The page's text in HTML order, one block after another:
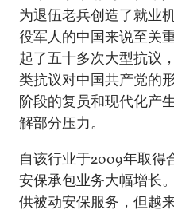
为退伍老兵创造了就业
役军人的中国来说至关
起了五十多次大型抗议
类抗议对中国共产党的
阶段的复员和现代化产
解部分压力。
自该行业于2009年取得
安保承包业务大幅增长
供被动安保服务，但越